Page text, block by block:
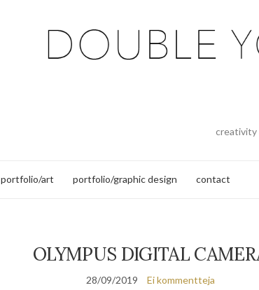
creativity
portfolio/art portfolio/graphic design contact
OLYMPUS DIGITAL
28/09/2019 Ei kommentteja